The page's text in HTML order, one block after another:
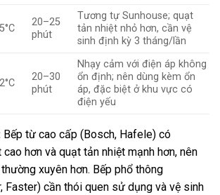
20–25
phút
Tương tự Sunhouse; quạt
tản nhiệt nhỏ hơn, cần vệ
sinh định kỳ 3 tháng/lần
20–30
phút
Nhạy cảm với điện áp không
ổn định; nên dùng kèm ổn
áp, đặc biệt ở khu vực có
điện yếu
Bếp từ cao cấp (Bosch, Hafele) có
hơn và quạt tản nhiệt mạnh hơn, nên
xuyên hơn. Bếp phổ thông
Faster) cần thói quen sử dụng và vệ sinh